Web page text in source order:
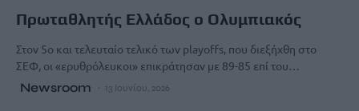
Πρωταθλητής Ελλάδος ο Ολυμπιακός
Στον 5ο και τελευταίο τελικό των playoffs, που διεξήχθη στο
ΣΕΦ, οι «ερυθρόλευκοι» επικράτησαν με 89-85 επί του…
Newsroom 13 Ιουνίου, 2026